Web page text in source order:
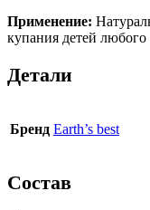
Применение:
купания детей любого
Детали
Бренд Earth’s best
Состав